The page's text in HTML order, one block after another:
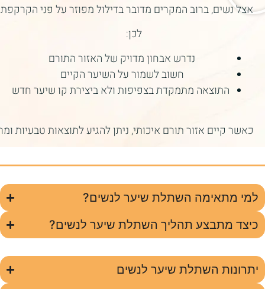
אצלנשים,ברובהמקרים מדוברבדילולמפוזרעל פניהקרקפת
לכן:
נדרש אבחון מדויק שלהאזורהתורם
חשובלשמורעלהשיערהקיים
התוצאה מתמקדתבצפיפותולאביצירת קו שיערחדש
כאשר קיים אזורתורם איכותי,ניתןלהגיעלתוצאותטבעיות
למי מתאימה השתלת שיער לנשים?
כיצד מתבצע תהליך השתלת שיער לנשים?
יתרונות השתלת שיער לנשים